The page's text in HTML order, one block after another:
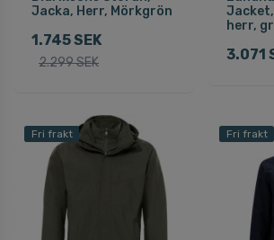
Jacka, Herr, Mörkgrön
1.745 SEK
2.299 SEK
herr,
3.071
Fri frakt Fri frakt